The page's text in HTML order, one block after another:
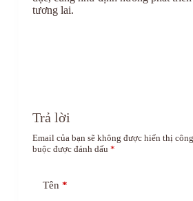
tương lai.
Trả lời
Email của bạn sẽ không được hiển thị
buộc được đánh dấu *
Tên *